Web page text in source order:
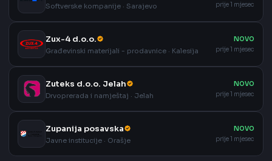
Softverske kompanije · Sarajevo
prije 1 mjesec
Zux-4 d.o.o.
Građevinski materijali - prodavnice · Kalesija
NOVO
prije 1 mjesec
Zuteks d.o.o. Jelah
Drvoprerada i namještaj · Jelah
NOVO
prije 1 mjesec
Zupanija posavska
Javne institucije · Orašje
NOVO
prije 1 mjesec